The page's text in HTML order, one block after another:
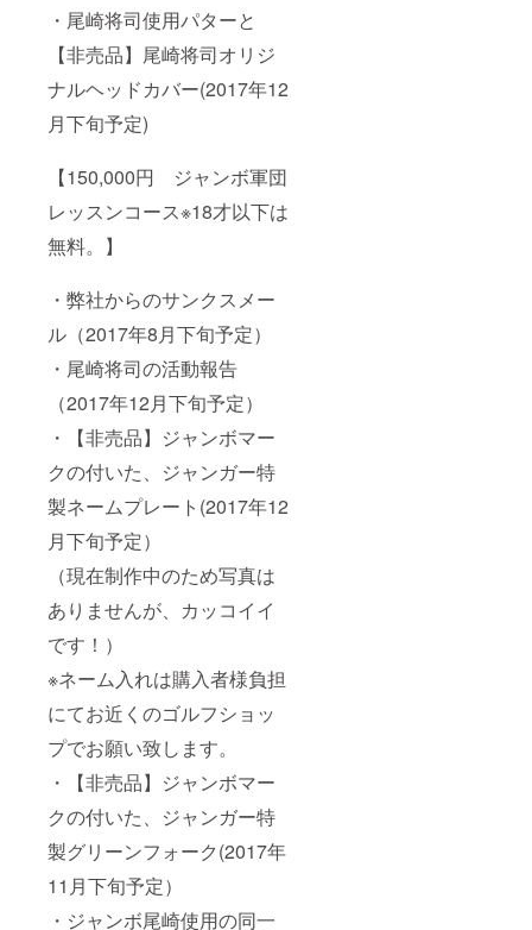
・尾崎将司使用パターと
【非売品】尾崎将司オリジ
ナルヘッドカバー(2017年12
月下旬予定)
【150,000円 ジャンボ軍団
レッスンコース※18才以下は
無料。】
・弊社からのサンクスメー
ル（2017年8月下旬予定）
・尾崎将司の活動報告
（2017年12月下旬予定）
・【非売品】ジャンボマー
クの付いた、ジャンガー特
製ネームプレート(2017年12
月下旬予定）
（現在制作中のため写真は
ありませんが、カッコイイ
です！）
※ネーム入れは購入者様負担
にてお近くのゴルフショッ
プでお願い致します。
・【非売品】ジャンボマー
クの付いた、ジャンガー特
製グリーンフォーク(2017年
11月下旬予定）
・ジャンボ尾崎使用の同一